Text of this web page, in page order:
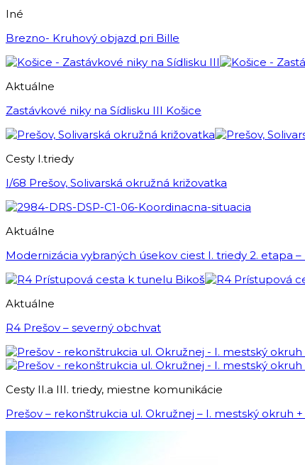
Iné
Brezno- Kruhový objazd pri Bille
Aktuálne
Zastávkové niky na Sídlisku III Košice
Cesty I.triedy
I/68 Prešov, Solivarská okružná križovatka
Aktuálne
Modernizácia vybraných úsekov ciest I. triedy 2. etapa
Aktuálne
R4 Prešov – severný obchvat
Cesty II.a III. triedy, miestne komunikácie
Prešov – rekonštrukcia ul. Okružnej – I. mestský okruh